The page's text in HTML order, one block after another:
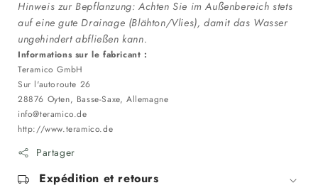
Hinweis zur Bepflanzung: Achten Sie im Außenbereich stets
auf eine gute Drainage (Blähton/Vlies), damit das Wasser
ungehindert abfließen kann.
Informations sur le fabricant :
Teramico GmbH
Sur l'autoroute 26
28876 Oyten, Basse-Saxe, Allemagne
info@teramico.de
http://www.teramico.de
Partager
Expédition et retours